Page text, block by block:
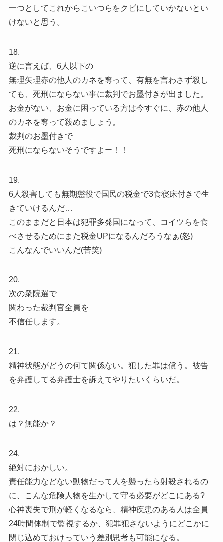
一つとしてこれからこいつらをクビにしていかないとい
けないと思う。
18.
逆に言えば、6人以下の
無理矢理赤の他人のカネを奪って、有無を言わさず殺し
ても、死刑にならない事に裁判でお墨付きが出ました。
お金がない、お金に困っている方は今すぐに、赤の他人
のカネを奪って殺めましょう。
裁判のお墨付きで
死刑にならないそうですよー！！
19.
6人殺害しても無期懲役で国民の税金で3食寝床付きで生
きていけるんだ…
このままだと日本は犯罪多発国になって、コイツらを食
べさせるためにまた税金UPになるんだろうなぁ(怒)
こんなんでいいんだ(苦笑)
20.
次の衆院選で
関わった裁判官全員を
不信任します。
21.
精神状態がどうの何て関係ない。犯した罪は償う。被告
を弁護してる弁護士を訴えてやりたいくらいだ。
22.
は？無能か？
24.
絶対におかしい。
責任能力などない動物だって人を襲ったら射殺されるの
に、こんな危険人物を生かして守る必要がどこにある?
心神喪失で刑が軽くなるなら、精神疾患のある人は全員
24時間体制で監視するか、犯罪犯さないようにどこかに
閉じ込めておけっていう差別思考も可能になる。